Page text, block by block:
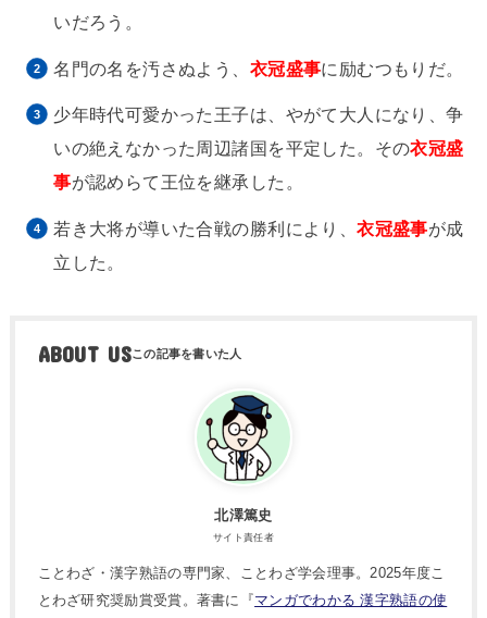
いだろう。
名門の名を汚さぬよう、 衣冠盛事に励むつもりだ。
少年時代可愛かった王子は、やがて大人になり、争
いの絶えなかった周辺諸国を平定した。その衣冠盛
事が認めらて王位を継承した。
若き大将が導いた合戦の勝利により、衣冠盛事が成
立した。
ABOUT US
北澤篤史
サイト責任者
ことわざ・漢字熟語の専門家、ことわざ学会理事。2025年度こ
とわざ研究奨励賞受賞。著書に『マンガでわかる 漢字熟語の使